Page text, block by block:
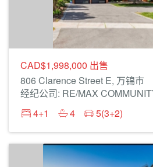
CAD$1,998,000 出售
806 Clarence Street E, 万锦市
经纪公司: RE/MAX
4+1
4 5(3+2)